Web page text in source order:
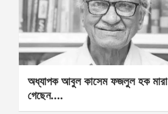
অধ্যাপক আবুল কাসেম ফজলুল হক মারা
গেছেন….